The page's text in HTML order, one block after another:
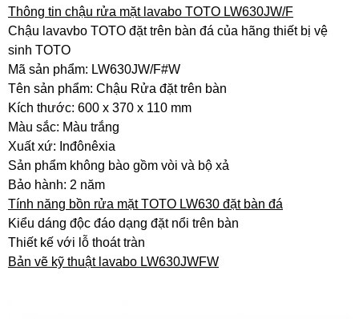
Thông tin chậu rửa mặt lavabo TOTO LW630JW/F
Chậu lavavbo TOTO đặt trên bàn đá của hãng thiết bị vệ
sinh TOTO
Mã sản phẩm: LW630JW/F#W
Tên sản phẩm: Chậu Rửa đặt trên bàn
Kích thước: 600 x 370 x 110 mm
Màu sắc: Màu trắng
Xuất xứ: Inđônêxia
Sản phẩm không bào gồm vòi và bộ xả
Bảo hành: 2 năm
Tính năng bồn rửa mặt TOTO LW630 đặt bàn đá
Kiểu dáng độc đáo dạng đặt nổi trên bàn
Thiết kế với lỗ thoát tràn
Bản vẽ kỹ thuật lavabo LW630JWFW